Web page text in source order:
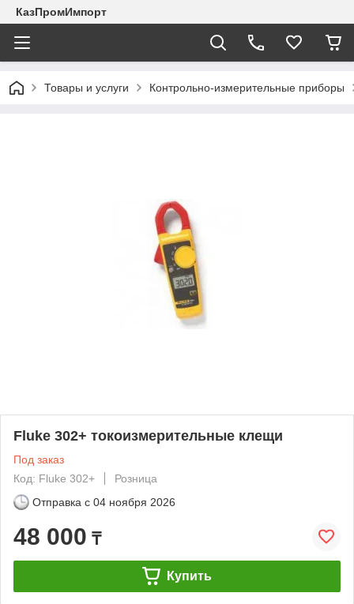
КазПромИмпорт
Товары и услуги Контрольно-измерительные приборы
Fluke 302+ токоизмерительные клещи
Под заказ
Код: Fluke 302+
Розница
Отправка с 04 ноября 2026
48 000 ₸
Купить